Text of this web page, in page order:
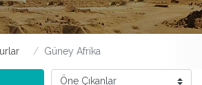
Güney Afrika